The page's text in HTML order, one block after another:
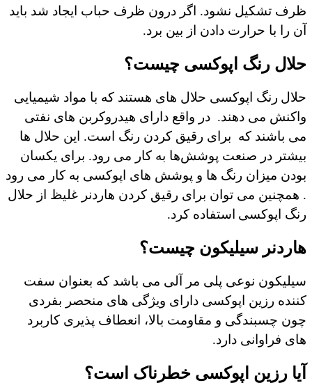
ظرف تشکیل نشود. اگر درون ظرف حباب ایجاد شد باید
آن را با حرارت دادن از بین برد.
حلال رنگ اپوکسی چیست؟
حلال رنگ اپوکسی حلال های هستند که با مواد شیمیایی
واکنش می دهند. در واقع دارای هیدروکربن های نفتی
می باشند که برای رقیق کردن رنگ است. این حلال ها
بیشتر در صنعت پوشش‌ها به کار می رود. برای یکسان
بودن میزان رنگ ها و پوشش های اپوکسی به کار می رود
. همچنین می توان برای رقیق کردن هاردنر غلیظ از حلال
رنگ اپوکسی استفاده کرد.
هاردنر سیلیکون چیست؟
سیلیکون نوعی پلی مر آلی می باشد که بعنوان سفت
کننده رزین اپوکسی دارای ویژگی های منحصر بفردی
چون چسبندگی و مقاومت بالا، انعطاف پذیری کاربرد
های فراوانی دارد.
آیا رزین اپوکسی خطرناک است؟